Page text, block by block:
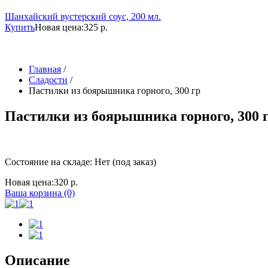
Шанхайский вустерский соус, 200 мл.
КупитьНовая цена:325 р.
Главная /
Сладости /
Пастилки из боярышника горного, 300 гр
Пастилки из боярышника горного, 300
Состояние на складе: Нет (под заказ)
Новая цена:320 р.
Ваша корзина (0)
Описание